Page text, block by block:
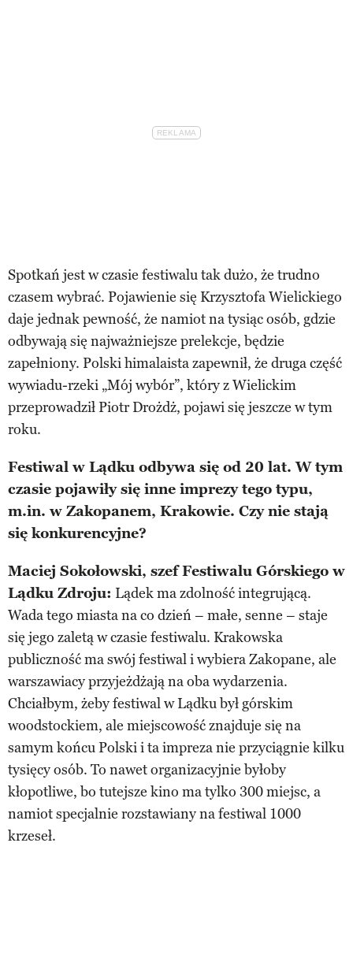
Spotkań jest w czasie festiwalu tak dużo, że trudno
czasem wybrać. Pojawienie się Krzysztofa Wielickiego
daje jednak pewność, że namiot na tysiąc osób, gdzie
odbywają się najważniejsze prelekcje, będzie
zapełniony. Polski himalaista zapewnił, że druga część
wywiadu-rzeki „Mój wybór”, który z Wielickim
przeprowadził Piotr Drożdż, pojawi się jeszcze w tym
roku.
Festiwal w Lądku odbywa się od 20 lat. W tym
czasie pojawiły się inne imprezy tego typu,
m.in. w Zakopanem, Krakowie. Czy nie stają
się konkurencyjne?
Maciej Sokołowski, szef Festiwalu Górskiego w
Lądku Zdroju: Lądek ma zdolność integrującą.
Wada tego miasta na co dzień – małe, senne – staje
się jego zaletą w czasie festiwalu. Krakowska
publiczność ma swój festiwal i wybiera Zakopane, ale
warszawiacy przyjeżdżają na oba wydarzenia.
Chciałbym, żeby festiwal w Lądku był górskim
woodstockiem, ale miejscowość znajduje się na
samym końcu Polski i ta impreza nie przyciągnie kilku
tysięcy osób. To nawet organizacyjnie byłoby
kłopotliwe, bo tutejsze kino ma tylko 300 miejsc, a
namiot specjalnie rozstawiany na festiwal 1000
krzeseł.